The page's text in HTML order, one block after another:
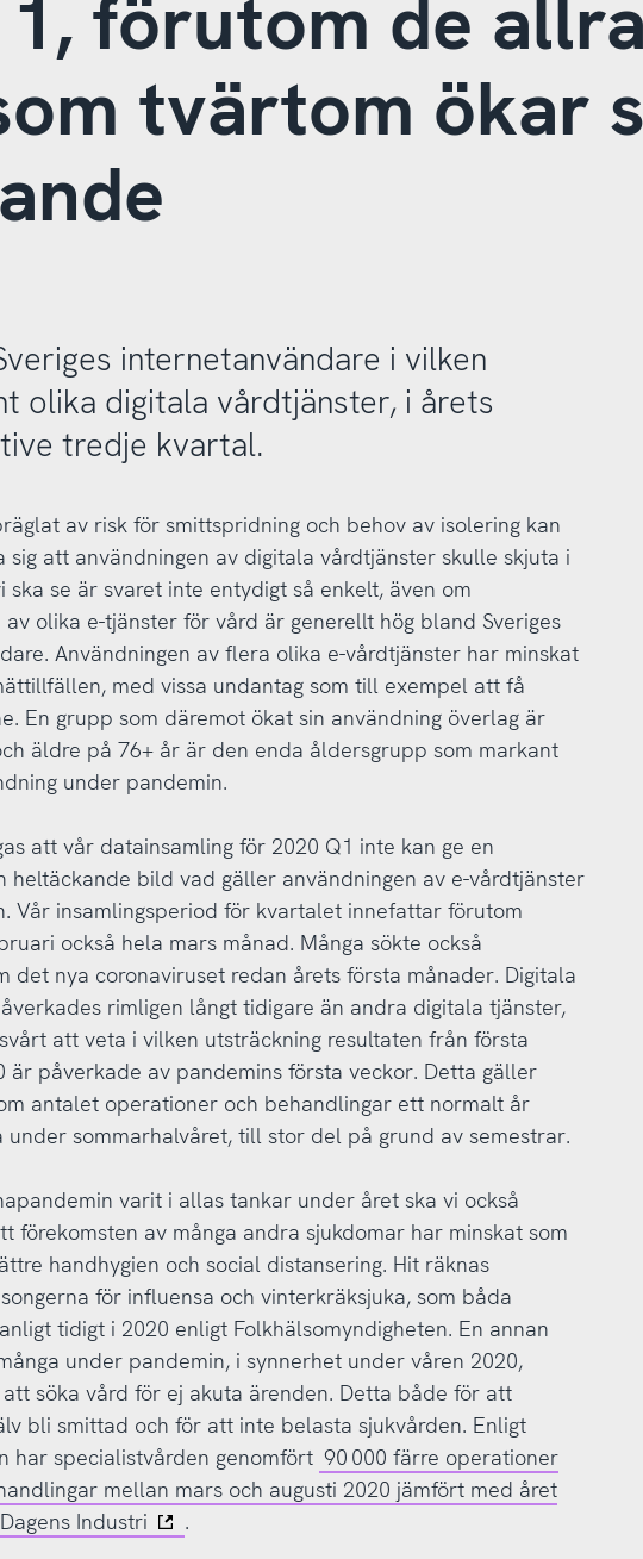
förutom de allra
tvärtom ökar
internetanvändare i vilken
olika digitala vårdtjänster, i årets
tredje kvartal.
av risk för smittspridning och behov av isolering kan
sig att användningen av digitala vårdtjänster skulle skjuta i
ska se är svaret inte entydigt så enkelt, även om
av olika e-tjänster för vård är generellt hög bland Sveriges
Användningen av flera olika e-vårdtjänster har minskat
med vissa undantag som till exempel att få
En grupp som däremot ökat sin användning överlag är
äldre på 76+ år är den enda åldersgrupp som markant
under pandemin.
att vår datainsamling för 2020 Q1 inte kan ge en
heltäckande bild vad gäller användningen av e-vårdtjänster
Vår insamlingsperiod för kvartalet innefattar förutom
också hela mars månad. Många sökte också
det nya coronaviruset redan årets första månader. Digitala
rimligen långt tidigare än andra digitala tjänster,
att veta i vilken utsträckning resultaten från första
är påverkade av pandemins första veckor. Detta gäller
antalet operationer och behandlingar ett normalt år
under sommarhalvåret, till stor del på grund av semestrar.
varit i allas tankar under året ska vi också
förekomsten av många andra sjukdomar har minskat som
handhygien och social distansering. Hit räknas
för influensa och vinterkräksjuka, som båda
tidigt i 2020 enligt Folkhälsomyndigheten. En annan
under pandemin, i synnerhet under våren 2020,
söka vård för ej akuta ärenden. Detta både för att
bli smittad och för att inte belasta sjukvården. Enligt
har specialistvården genomfört 90 000 färre operationer
mellan mars och augusti 2020 jämfört med året
Industri
.